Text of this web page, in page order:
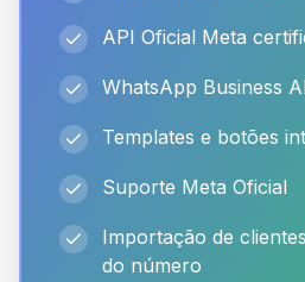
API Oficial Meta
WhatsApp Business
Templates e botões
Suporte Meta Oficial
Importação de
do número